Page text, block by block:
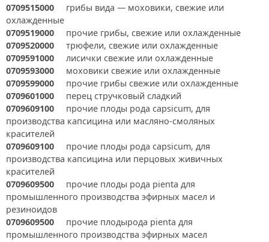
0709515000 грибы вида — моховики, свежие или
охлажденные
0709519000 прочие грибы, свежие или охлажденные
0709520000 трюфели, свежие или охлажденные
0709591000 лисички свежие или охлажденные
0709593000 моховики свежие или охлажденные
0709599000 прочие грибы свежие или охлажденные
0709601000 перец стручковый сладкий
0709609100 прочие плоды рода capsicum, для
производства капсицина или масляно-смоляных
красителей
0709609100 прочие плоды рода capsicum, для
производства капсицина или перцовых живичных
красителей
0709609500 прочие плоды рода pienta для
промышленного производства эфирных масел и
резиноидов
0709609500 прочие плодырода pienta для
промышленного производства эфирных масел